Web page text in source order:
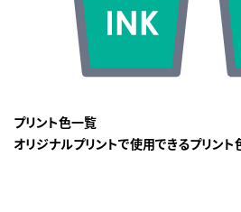
プリント色一覧
オリジナルプリントで使用できるプリン